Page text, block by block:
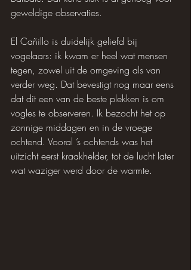
geweldige observaties.
El Cañillo is duidelijk geliefd bij
vogelaars: ik kwam er heel wat mensen
tegen, zowel uit de omgeving als van
verder weg. Dat bevestigt nog maar eens
dat dit een van de beste plekken is om
vogles te observeren. Ik bezocht het op
zonnige middagen en in de vroege
ochtend. Vooral ’s ochtends was het
uitzicht eerst kraakhelder, tot de lucht later
wat waziger werd door de warmte.